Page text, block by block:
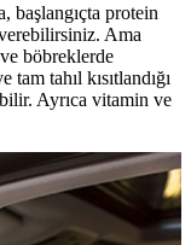
başlangıçta protein
Ama
böbreklerde
tahıl kısıtlandığı
Ayrıca vitamin ve